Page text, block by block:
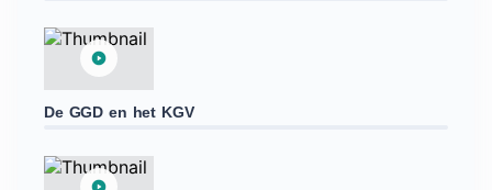
De GGD en het KGV